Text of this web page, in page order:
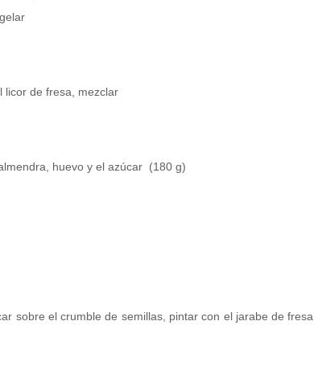
licor de fresa, mezclar
huevo y el azúcar (180 g)
sobre el crumble de semillas, pintar con el jarabe de fresa,